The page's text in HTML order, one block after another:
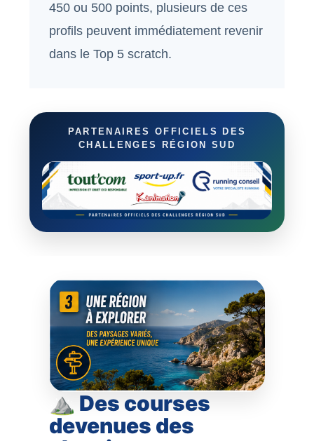
450 ou 500 points, plusieurs de ces
profils peuvent immédiatement revenir
dans le Top 5 scratch.
PARTENAIRES OFFICIELS DES
CHALLENGES RÉGION SUD
⛰️ Des courses
devenues des